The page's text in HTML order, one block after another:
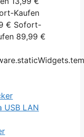
Kaufen
€ Sofort-
89,99 €